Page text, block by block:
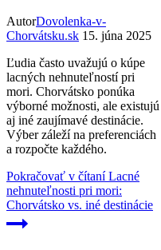
AutorDovolenka-v-
Chorvátsku.sk 15. júna 2025
Ľudia často uvažujú o kúpe
lacných nehnuteľností pri
mori. Chorvátsko ponúka
výborné možnosti, ale existujú
aj iné zaujímavé destinácie.
Výber záleží na preferenciách
a rozpočte každého.
Pokračovať v čítaníLacné
nehnuteľnosti pri mori:
Chorvátsko vs. iné destinácie